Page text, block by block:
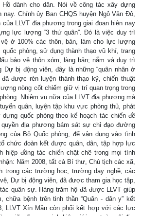
dành cho dân. Nói về công tác xây dựng
nay. Chính ủy Ban CHQS huyện Ngô Văn Đô,
LLVT địa phương trong giai đoạn hiện nay
lực lượng “3 thứ quân”. Đó là việc duy trì
vệ ở 100% các thôn, bản, làm cho lực lượng
phòng, sử dụng thành thạo vũ khí, trang
bảo vệ thôn xóm, làng bản; nắm và duy trì
Dự bị động viên, đây là những “quân nhân ở
được rèn luyện thành thạo kỹ, chiến thuật
nòng cốt chiếm giữ vị trí quan trọng trong
Nhiệm vụ nữa của LLVT địa phương mà
quân, luyện tập khu vực phòng thủ, phát
quốc phòng theo kế hoạch tác chiến đề
địa phương bám sát sự chỉ đạo đường
của Bộ Quốc phòng, để vận dụng vào tình
chức đoàn kết được quân, dân, tập hợp lực
hiệp đồng tác chiến chặt chẽ trong mọi tình
Năm 2008, tất cả Bí thư, Chủ tịch các xã,
trong các trường học, trường dạy nghề, các
Dự bị động viên, đã được tham gia học tập,
quân sự. Hàng trăm hộ đã được LLVT giúp
chữa bệnh trên tinh thần “Quân - dân y” kết
LLVT Xín Mần còn phối kết hợp với các lực